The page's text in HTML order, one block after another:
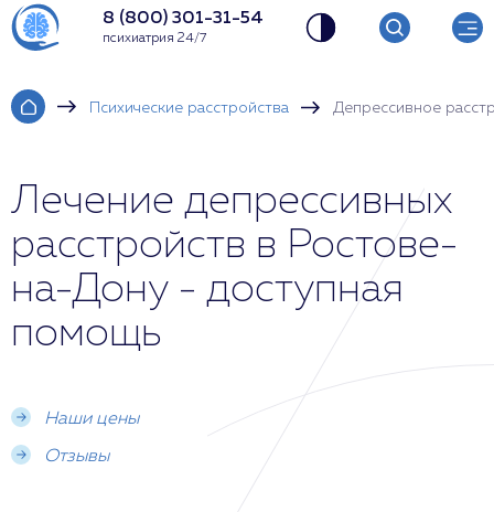
8 (800) 301-31-54
психиатрия 24/7
Психические расстройства Депрессивное
Лечение депрессивных
расстройств в Ростове-
на-Дону - доступная
помощь
Наши цены
Отзывы